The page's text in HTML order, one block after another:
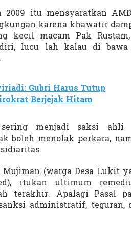
2009 itu mensyaratkan
karena khawatir
kecil macam Pak
lucu lah kalau di
Gubri Harus Tutup
Berjejak Hitam
sering menjadi saksi ahli
boleh menolak perkara,
(warga Desa Lukit
itukan ultimum
terakhir. Apalagi Pasal
administratif, teguran,
Siak
Istimewa Riau
Dinner